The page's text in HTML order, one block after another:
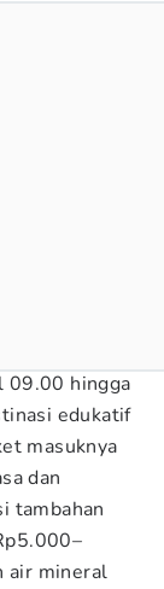
09.00 hingga
edukatif
masuknya
dan
tambahan
air mineral